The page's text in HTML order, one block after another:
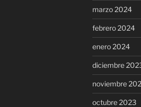
marzo 2024
febrero 2024
enero 2024
diciembre
noviembre
octubre 2023